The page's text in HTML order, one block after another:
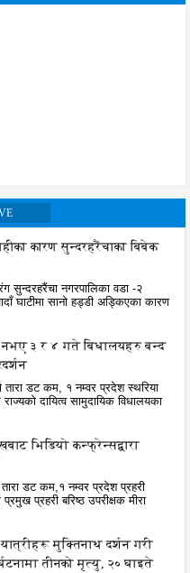
कारण सुन्दरहरैंचाका बिबेक
सुन्दरहरैंचा नगरपालिका वडा -२
घाटीमा सानो हड्डी अड्किएका कारण
नभए ३ र ४ गते बिधालयहरु बन्द
तारा डट कम, १ नम्वर प्रदेश स्थरिया
दायित्व सामुदायिक विधालयका
भिडियो कन्फ्रेन्सद्वारा
डट कम,१ नम्वर प्रदेश प्रहरी
प्रहरी बरिष्ठ उपरीक्षक मीरा
मुक्तिनाथ दर्शन गरी
तीनको मृत्यु, २० घाइते